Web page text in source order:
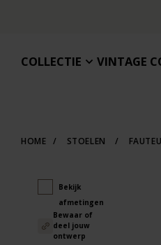
COLLECTIE VINTAGE
HOME / STOELEN /
Bekijk
afmetingen
Bewaar of
deel jouw
ontwerp